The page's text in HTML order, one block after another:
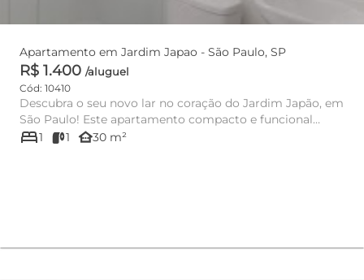
Apartamento em Jardim Japao - São Paulo, SP
R$ 1.400 /aluguel
Cód: 10410
Descubra o seu novo lar no coração do Jardim Japão, em
São Paulo! Este apartamento compacto e funcional
oferece 30m² de...
bed1 1 other_houses30 m²